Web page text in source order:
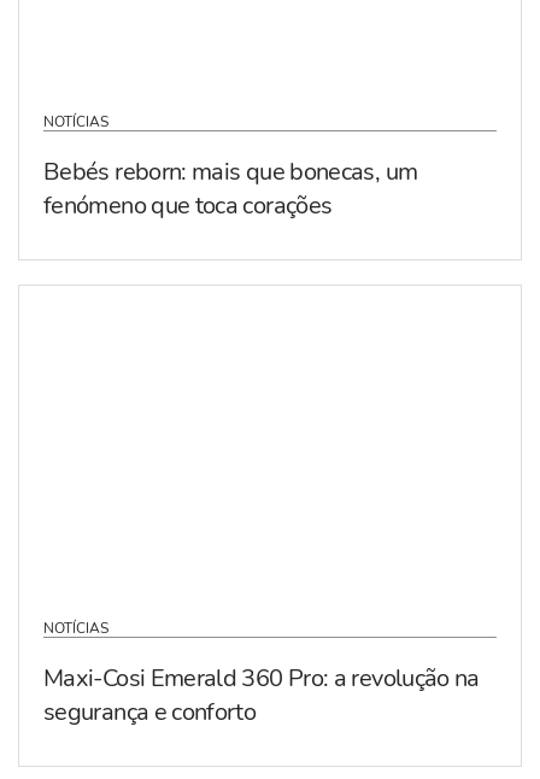
NOTÍCIAS
Bebés reborn: mais que bonecas, um
fenómeno que toca corações
NOTÍCIAS
Maxi-Cosi Emerald 360 Pro: a revolução na
segurança e conforto